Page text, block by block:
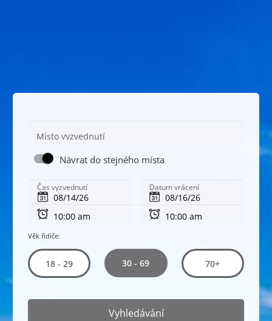
Místo vyzvednutí
Návrat do stejného místa
Čas vyzvednutí Datum vrácení
Věk řidiče:
18 - 29 30 - 69 70+
Vyhledávání